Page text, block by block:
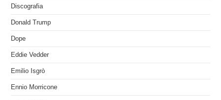
Discografia
Donald Trump
Dope
Eddie Vedder
Emilio Isgrò
Ennio Morricone